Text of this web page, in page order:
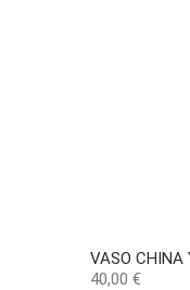
VASO CHINA
Preço
40,00 €